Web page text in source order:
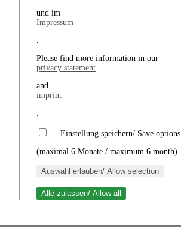
und im
Impressum
.
Please find more information in our
privacy statement
and
imprint
.
Einstellung speichern/ Save options
(maximal 6 Monate / maximum 6 month)
Auswahl erlauben/ Allow selection
Alle zulassen/ Allow all